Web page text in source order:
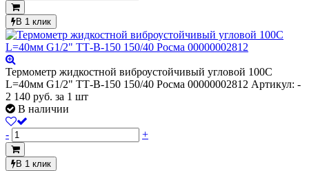
В 1 клик
Термометр жидкостной виброустойчивый угловой 100С
L=40мм G1/2" ТТ-В-150 150/40 Росма 00000002812 Артикул: -
2 140 руб. за 1 шт
В наличии
- +
В 1 клик